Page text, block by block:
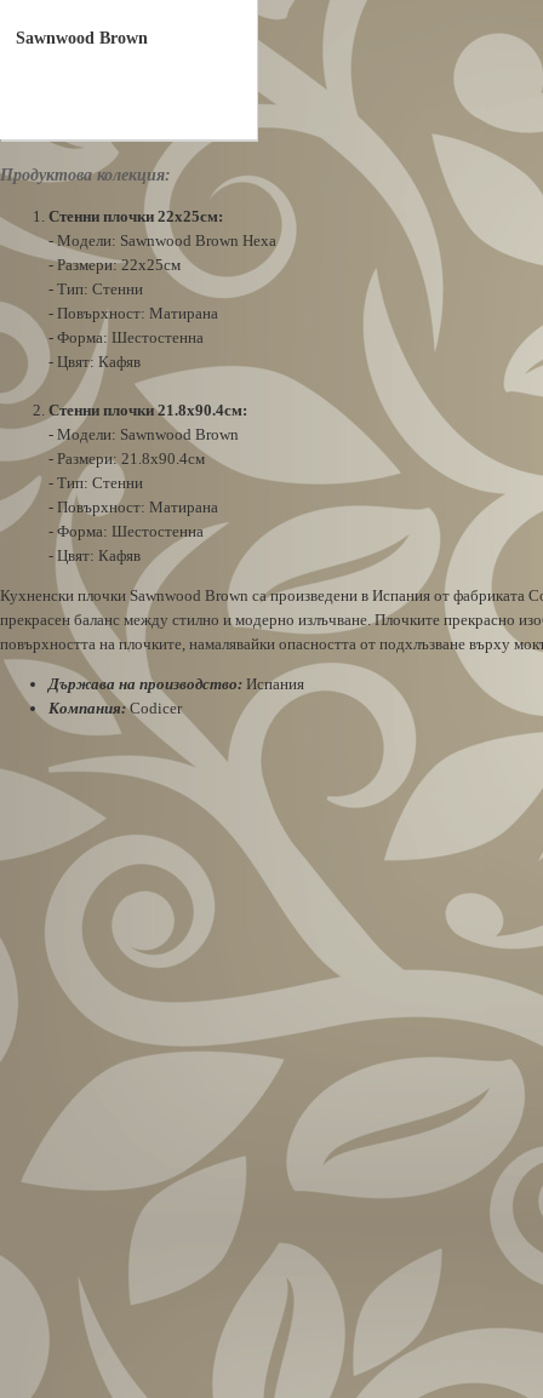
Sawnwood Brown
Продуктова колекция:
Стенни плочки 22х25см:
- Модели: Sawnwood Brown Hexa
- Размери: 22x25см
- Тип: Стенни
- Повърхност: Матирана
- Форма: Шестостенна
- Цвят: Кафяв
Стенни плочки 21.8x90.4см:
- Модели: Sawnwood Brown
- Размери: 21.8x90.4см
- Тип: Стенни
- Повърхност: Матирана
- Форма: Шестостенна
- Цвят: Кафяв
Кухненски плочки Sawnwood Brown са произведени в Испания от фабриката
прекрасен баланс между стилно и модерно излъчване. Плочките прекрасно
повърхността на плочките, намалявайки опасността от подхлъзване върху
Държава на производство: Испания
Компания:Codicer